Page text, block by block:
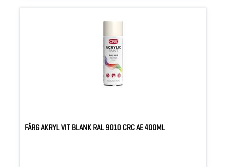
FÄRG AKRYL VIT BLANK RAL 9010 CRC AE 400ML